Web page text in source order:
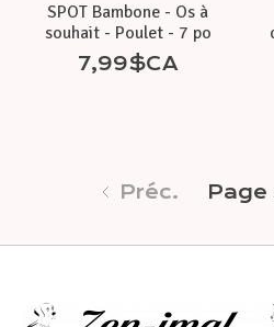
SPOT Bambone - Os à
souhait - Poulet - 7 po
7,99$CA
Préc.